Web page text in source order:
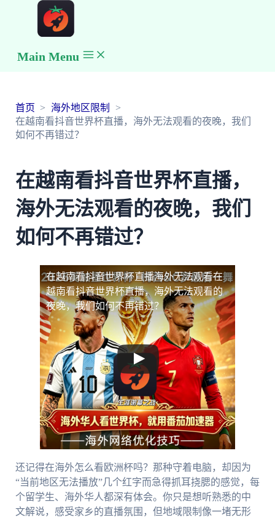
Main Menu
首页
海外地区限制
在越南看抖音世界杯直播，海外无法观看的夜晚，我们
如何不再错过？
在越南看抖音世界杯直播，
海外无法观看的夜晚，我们
如何不再错过？
在越南看抖音世界杯直播海外无法观看在
越南看抖音世界杯直播，海外无法观看的
夜晚，我们如何不再错过？
还记得在海外怎么看欧洲杯吗？那种守着电脑，却因为
“当前地区无法播放”几个红字而急得抓耳挠腮的感觉，每
个留学生、海外华人都深有体会。你只是想听熟悉的中
文解说，感受家乡的直播氛围，但地域限制像一堵无形